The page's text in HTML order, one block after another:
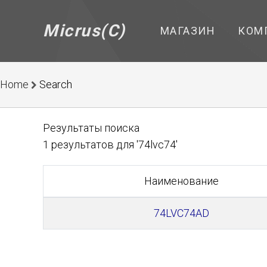
Micrus(C) МАГАЗИН
Home Search
Результаты поиска
1 результатов для '74lvc74'
Наименование
74LVC74AD